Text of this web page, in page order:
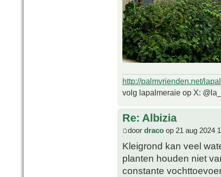
http://palmvrienden.net/
volg lapalmeraie op X:
Re: Albizia
door draco op 21 aug 2024
Kleigrond kan veel
planten houden niet
constante